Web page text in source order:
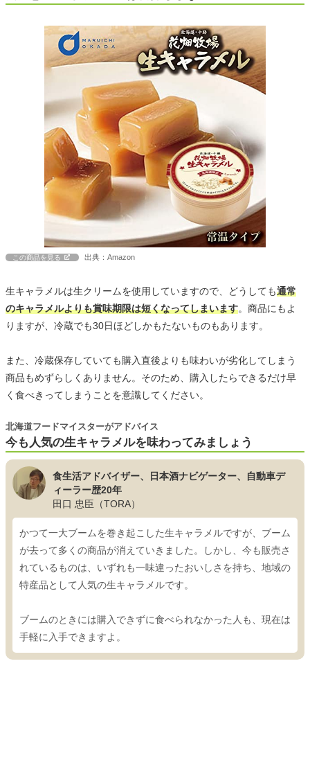
この商品を見る 出典：Amazon
生キャラメルは生クリームを使用していますので、どうしても通常
のキャラメルよりも賞味期限は短くなってしまいます。商品にもよ
りますが、冷蔵でも30日ほどしかもたないものもあります。
また、冷蔵保存していても購入直後よりも味わいが劣化してしまう
商品もめずらしくありません。そのため、購入したらできるだけ早
く食べきってしまうことを意識してください。
今も人気の生キャラメルを味わってみましょう
北海道フードマイスターがアドバイス
食生活アドバイザー、日本酒ナビゲーター、自動車デ
ィーラー歴20年
田口 忠臣（TORA）
かつて一大ブームを巻き起こした生キャラメルですが、ブーム
が去って多くの商品が消えていきました。しかし、今も販売さ
れているものは、いずれも一味違ったおいしさを持ち、地域の
特産品として人気の生キャラメルです。
ブームのときには購入できずに食べられなかった人も、現在は
手軽に入手できますよ。